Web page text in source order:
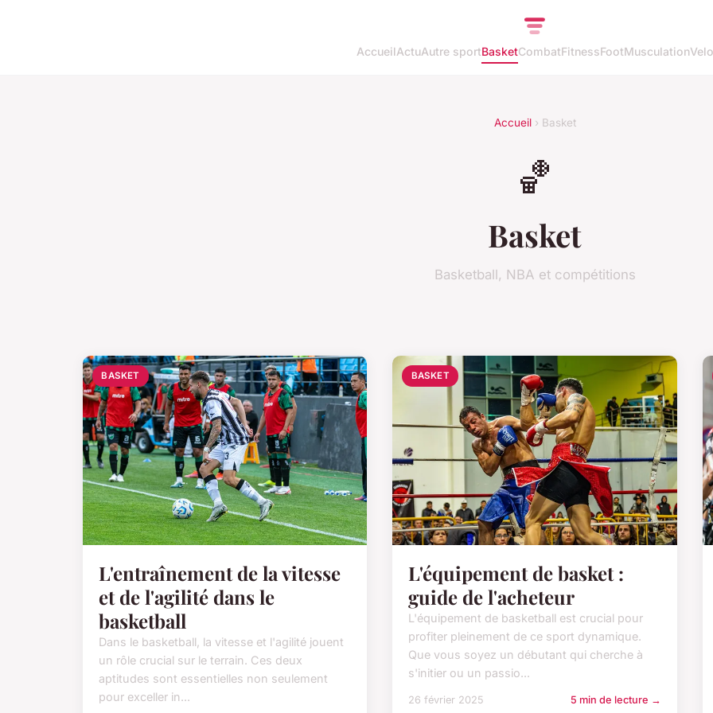
AccueilActuAutre sportBasketCombatFitnessFootMusculationVelo
Accueil› Basket
🏀
Basket
Basketball, NBA et compétitions
BASKET
L'entraînement de la vitesse
et de l'agilité dans le
basketball
Dans le basketball, la vitesse et l'agilité jouent
un rôle crucial sur le terrain. Ces deux
aptitudes sont essentielles non seulement
pour exceller in...
BASKET
L'équipement de basket :
guide de l'acheteur
L'équipement de basketball est crucial pour
profiter pleinement de ce sport dynamique.
Que vous soyez un débutant qui cherche à
s'initier ou un passio...
26 février 2025 5 min de lecture →